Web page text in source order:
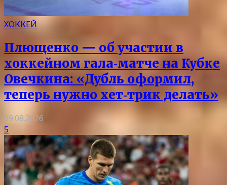
ХОККЕЙ
Плющенко — об участии в
хоккейном гала‑матче на Кубке
Овечкина: «Дубль оформил,
теперь нужно хет‑трик делать»
09.08.2026
5